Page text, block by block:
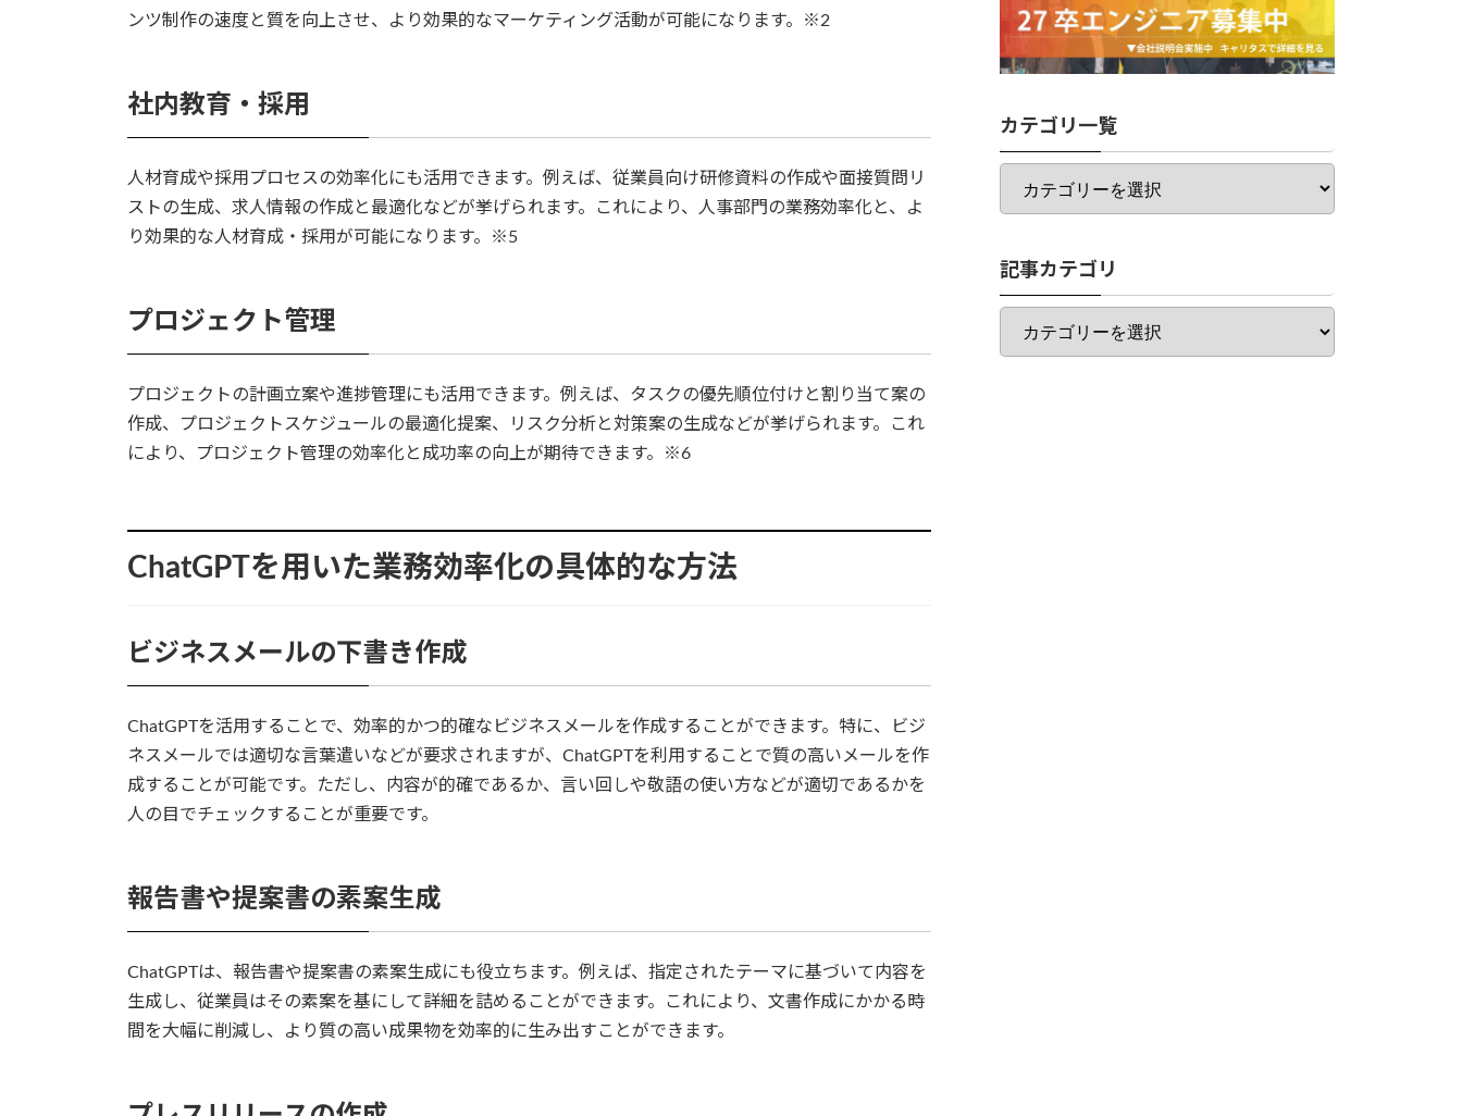
ンツ制作の速度と質を向上させ、より効果的なマーケティング活動が可能になります。※2
社内教育・採用
人材育成や採用プロセスの効率化にも活用できます。例えば、従業員向け研修資料の作成や面接質問リ
ストの生成、求人情報の作成と最適化などが挙げられます。これにより、人事部門の業務効率化と、よ
り効果的な人材育成・採用が可能になります。※5
プロジェクト管理
プロジェクトの計画立案や進捗管理にも活用できます。例えば、タスクの優先順位付けと割り当て案の
作成、プロジェクトスケジュールの最適化提案、リスク分析と対策案の生成などが挙げられます。これ
により、プロジェクト管理の効率化と成功率の向上が期待できます。※6
ChatGPTを用いた業務効率化の具体的な方法
ビジネスメールの下書き作成
ChatGPTを活用することで、効率的かつ的確なビジネスメールを作成することができます。特に、ビジ
ネスメールでは適切な言葉遣いなどが要求されますが、ChatGPTを利用することで質の高いメールを作
成することが可能です。ただし、内容が的確であるか、言い回しや敬語の使い方などが適切であるかを
人の目でチェックすることが重要です。
報告書や提案書の素案生成
ChatGPTは、報告書や提案書の素案生成にも役立ちます。例えば、指定されたテーマに基づいて内容を
生成し、従業員はその素案を基にして詳細を詰めることができます。これにより、文書作成にかかる時
間を大幅に削減し、より質の高い成果物を効率的に生み出すことができます。
カテゴリ一覧
カ
ゴ
一
覧
記事カテゴリ
記
カ